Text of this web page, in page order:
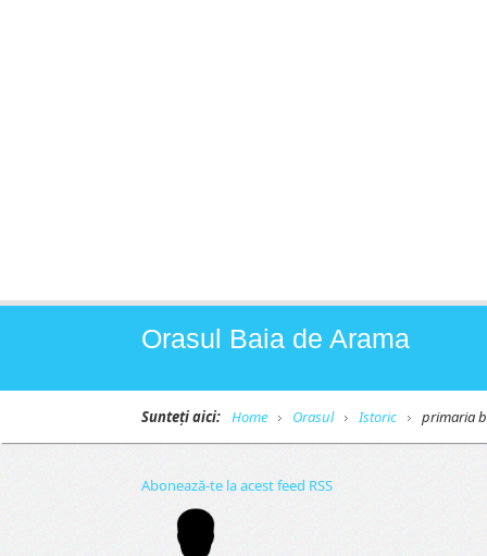
Orasul Baia de Arama
Sunteți aici: Home Orasul Istoric primaria
Abonează-te la acest feed RSS